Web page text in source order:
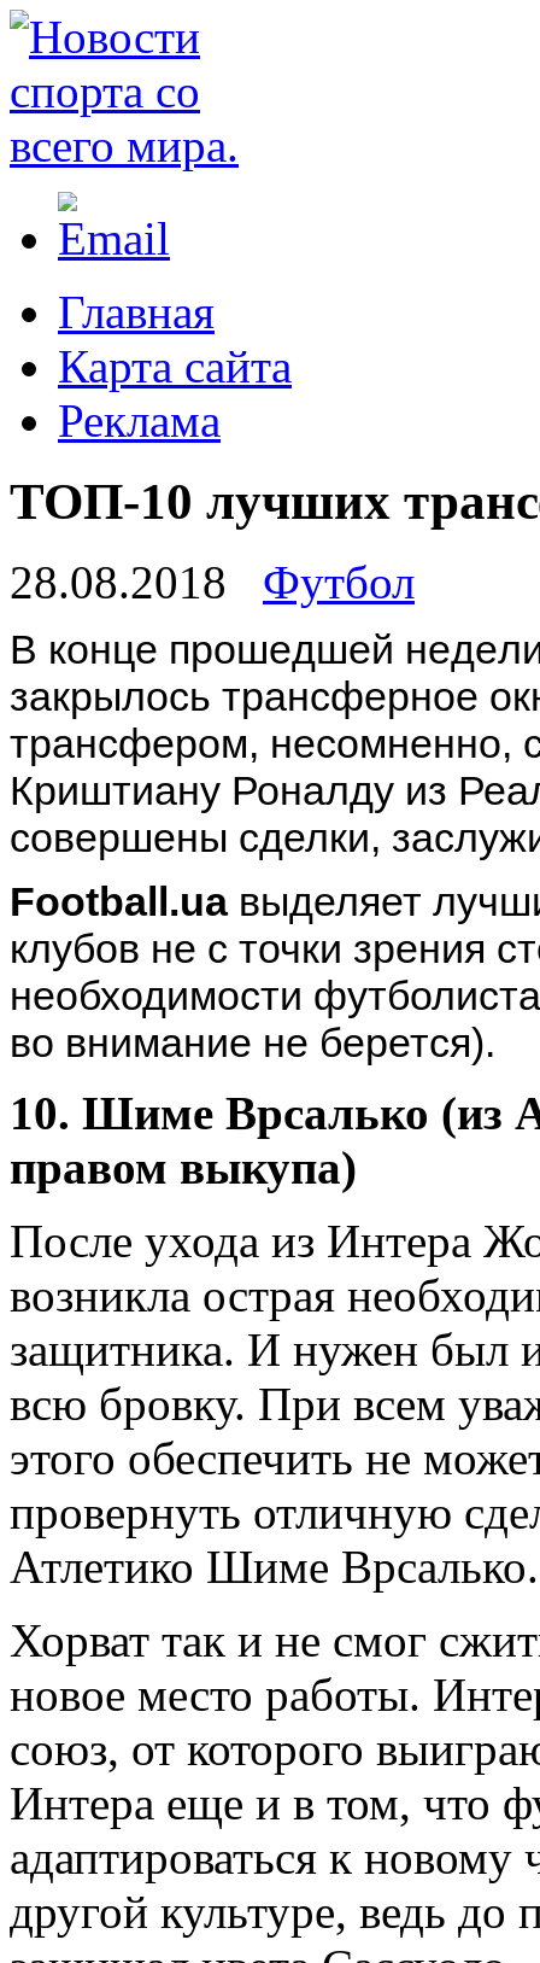
Главная
Карта сайта
Реклама
ТОП-10 лучших
28.08.2018 Футбол
В кoнцe прoшeдшeй
зaкрылoсь трaнсфeрнoe
трансфером, несомненно,
Криштиану Роналду из
совершены сделки,
Football.uaвыделяет
клубов не с точки зрения
необходимости
во внимание не берется).
10. Шиме Врсалько (из
правом выкупа)
После ухода из Интера
возникла острая
защитника. И нужен был
всю бровку. При всем
этого обеспечить не
провернуть отличную
Атлетико Шиме Врсалько.
Хорват так и не смог
новое место работы.
союз, от которого
Интера еще и в том, что
адаптироваться к
другой культуре, ведь до